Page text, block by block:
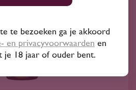
te bezoeken ga je akkoord
en privacyvoorwaarden en
je 18 jaar of ouder bent.